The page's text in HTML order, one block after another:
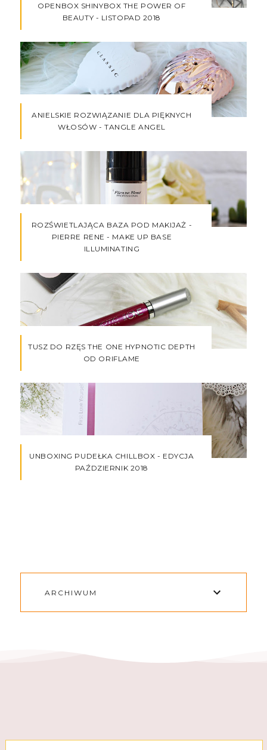
OPENBOX SHINYBOX THE POWER OF
BEAUTY - LISTOPAD 2018
ANIELSKIE ROZWIĄZANIE DLA PIĘKNYCH
WŁOSÓW - TANGLE ANGEL
ROZŚWIETLAJĄCA BAZA POD MAKIJAŻ -
PIERRE RENE - MAKE UP BASE
ILLUMINATING
TUSZ DO RZĘS THE ONE HYPNOTIC DEPTH
OD ORIFLAME
UNBOXING PUDEŁKA CHILLBOX - EDYCJA
PAŹDZIERNIK 2018
ARCHIWUM